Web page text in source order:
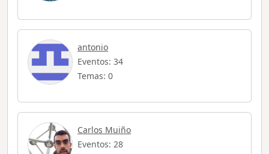
antonio
Eventos: 34
Temas: 0
Carlos Muiño
Eventos: 28